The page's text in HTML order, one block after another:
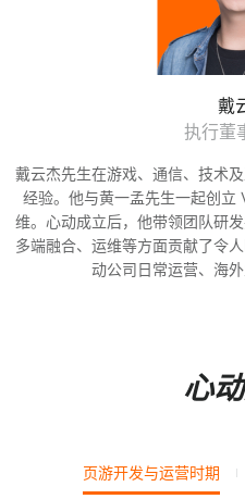
戴
执行董
戴云杰先生在游戏、通信、技术
经验。他与黄一孟先生一起创立
维。心动成立后，他带领团队研
多端融合、运维等方面贡献了令
动公司日常运营、海
心
页游开发与运营时期